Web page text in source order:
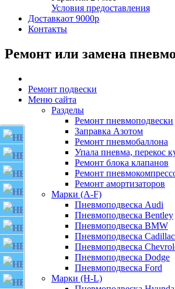
Условия предоставления
Доставкаот 9000р
Контакты
Ремонт или замена
Ремонт подвески
Меню сайта
Разделы
Ремонт пневмоподвески
Заправка Азотом
Ремонт пневмобаллона
Упала пневма, перекос
Ремонт блока клапанов
Ремонт
Ремонт амортизаторов
Марки (A-F)
Пневмоподвеска Audi
Пневмоподвеска Bentley
Пневмоподвеска BMW
Пневмоподвеска Cadillac
Пневмоподвеска
Пневмоподвеска Dodge
Пневмоподвеска Ford
Марки (H-L)
BENTLEY
CADILLAC
CHEVROLET
HYUNDAI
INFINITI